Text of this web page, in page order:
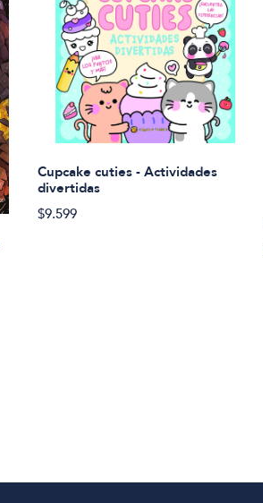
Cupcake cuties - Actividades
divertidas
$9.599